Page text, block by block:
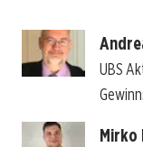
UBS
Mirko